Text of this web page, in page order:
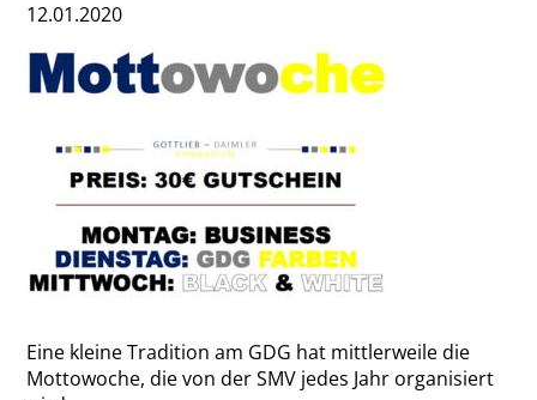
12.01.2020
Eine kleine Tradition am GDG hat mittlerweile die
Mottowoche, die von der SMV jedes Jahr organisiert